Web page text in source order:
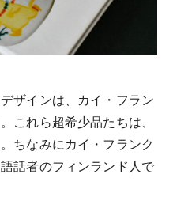
ザインは、カイ・フラン
これら超希少品たちは、
ちなみにカイ・フランク
話者のフィンランド人で